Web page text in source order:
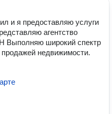
и я предоставляю услуги
агентство
широкий спектр
недвижимости.